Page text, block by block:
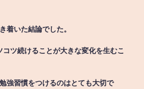
着いた結論でした。
コツ続けることが大きな変化を生むこ
強習慣をつけるのはとても大切で